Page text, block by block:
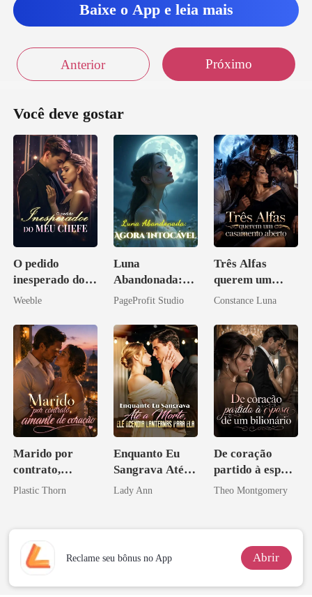
Baixe o App e leia mais
Anterior Próximo
Você deve gostar
O pedido
inesperado do
meu chefe
Weeble
Luna
Abandonada:
Agora Intocável
PageProfit Studio
Três Alfas
querem um
casamento
Constance Luna
Marido por
contrato,
amante de
Plastic Thorn
Enquanto Eu
Sangrava Até a
Morte, Ele
Ela
Lady Ann
De coração
partido à esposa
de um bilionário
Theo Montgomery
Reclame seu bônus no App Abrir